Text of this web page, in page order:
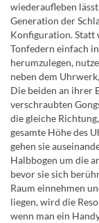
wiederaufleben
Generation der
Konfiguration. Statt
Tonfedern einfach
herumzulegen,
neben dem
Die beiden an ihrer
verschraubten
die gleiche
gesamte Höhe des
gehen sie
Halbbogen um die
bevor sie sich
Raum einnehmen
liegen, wird die
wenn man ein